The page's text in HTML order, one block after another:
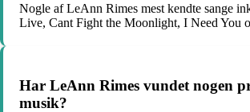
Nogle af LeAnn Rimes mest kendte sange
Live, Cant Fight the Moonlight, I Need You
Har LeAnn Rimes vundet nogen
musik?